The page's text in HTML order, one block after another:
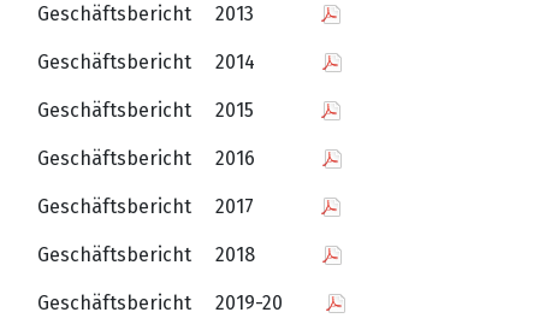
Geschäftsbericht 2013
Geschäftsbericht 2014
Geschäftsbericht 2015
Geschäftsbericht 2016
Geschäftsbericht 2017
Geschäftsbericht 2018
Geschäftsbericht 2019-20